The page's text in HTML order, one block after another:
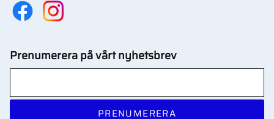
Prenumerera på vårt nyhetsbrev
PRENUMERERA